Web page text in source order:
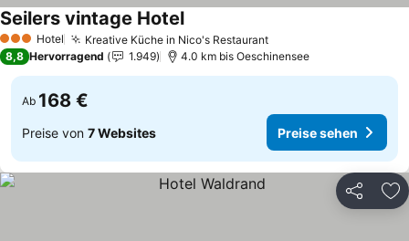
3 SterneHotel Kreative Küche in Nico's Restaurant
Seilers vintage Hotel
8,8 Hervorragend 1.949 4.0 km bis Oeschinensee
Ab 168 €
Preise von 7 Websites Preise sehen
Teilen